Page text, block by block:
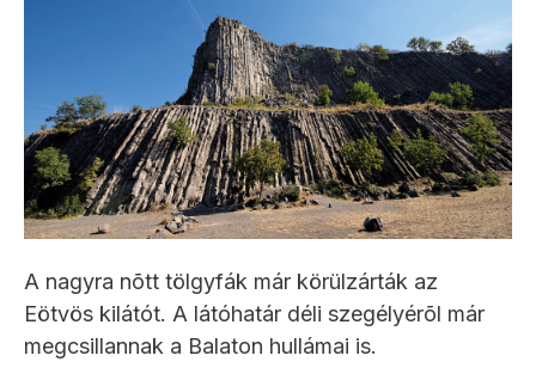
A nagyra nõtt tölgyfák már körülzárták az
Eötvös kilátót. A látóhatár déli szegélyérõl már
megcsillannak a Balaton hullámai is.